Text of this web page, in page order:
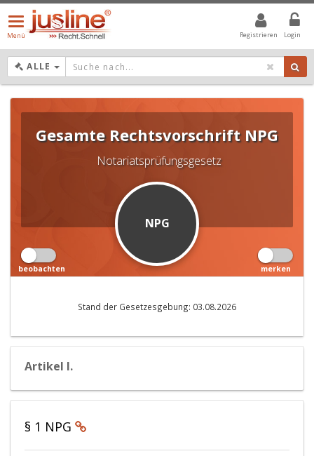
Registrieren Login
Menü
öffnen/schließen
Menü
ALLE DROPDOWN: GEWÄHLTER WERT IST ALLE
Gesamte Rechtsvorschrift NPG
Notariatsprüfungsgesetz
NPG
beobachten merken
Stand der Gesetzesgebung: 03.08.2026
Artikel I.
§ 1 NPG